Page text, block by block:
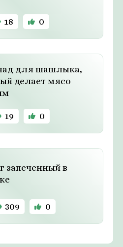
18 0
для шашлыка,
делает мясо
19 0
запеченный в
309 0